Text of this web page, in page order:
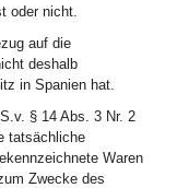
oder nicht.
auf die
deshalb
in Spanien hat.
§ 14 Abs. 3 Nr. 2
tatsächliche
Waren
Zwecke des